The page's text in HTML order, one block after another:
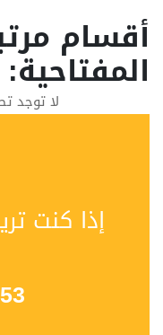
أقسام
لا توجد
إذا كنت